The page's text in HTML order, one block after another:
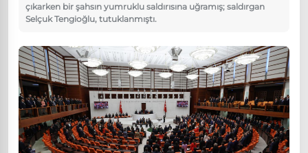
çıkarken bir şahsın yumruklu saldırısına uğramış; saldırgan
Selçuk Tengioğlu, tutuklanmıştı.